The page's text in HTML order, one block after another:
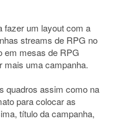
fazer um layout com a
streams de RPG no
em mesas de RPG
mais uma campanha.
quadros assim como na
para colocar as
título da campanha,